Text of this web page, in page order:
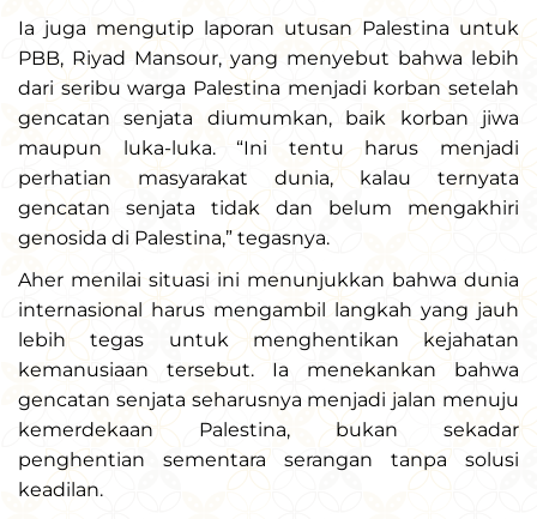
Ia juga mengutip laporan utusan Palestina untuk
PBB, Riyad Mansour, yang menyebut bahwa lebih
dari seribu warga Palestina menjadi korban setelah
gencatan senjata diumumkan, baik korban jiwa
maupun luka-luka. “Ini tentu harus menjadi
perhatian masyarakat dunia, kalau ternyata
gencatan senjata tidak dan belum mengakhiri
genosida di Palestina,” tegasnya.
Aher menilai situasi ini menunjukkan bahwa dunia
internasional harus mengambil langkah yang jauh
lebih tegas untuk menghentikan kejahatan
kemanusiaan tersebut. Ia menekankan bahwa
gencatan senjata seharusnya menjadi jalan menuju
kemerdekaan Palestina, bukan sekadar
penghentian sementara serangan tanpa solusi
keadilan.